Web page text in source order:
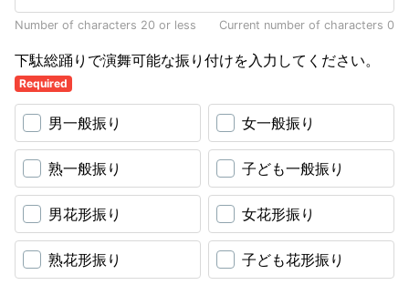
Number of characters 20 or less Current number of characters 0
下駄総踊りで演舞可能な振り付けを入力してください。
Required
男一般振り 女一般振り
熟一般振り 子ども一般振り
男花形振り 女花形振り
熟花形振り 子ども花形振り